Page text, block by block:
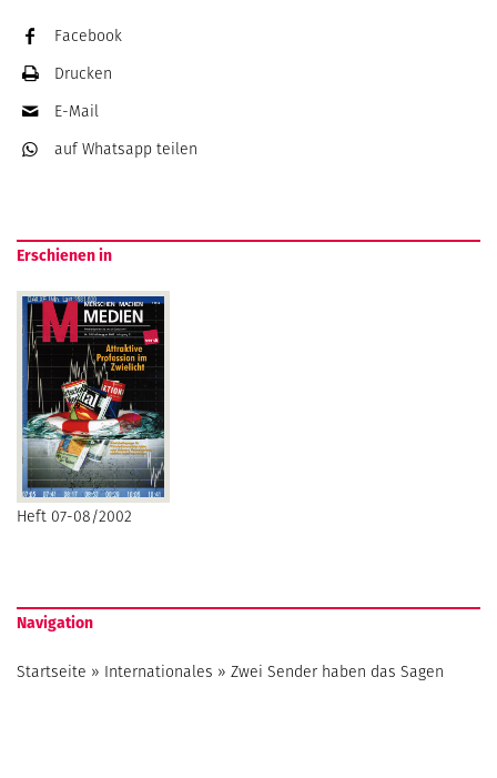
Facebook
Drucken
E-Mail
auf Whatsapp teilen
Erschienen in
Heft 07-08/2002
Navigation
Startseite » Internationales » Zwei Sender haben das Sagen